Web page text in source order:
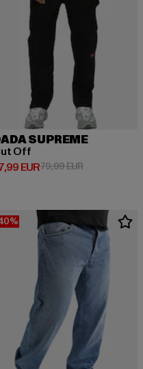
EUR
SUPREME
Off
EUR Preis: 47,99 EUR
79,99 EURAktionspreis: